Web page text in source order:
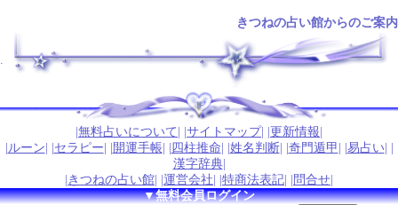
きつねの占い館からのご案内
無料占いについて サイトマップ 更新情報
ルーン セラピー 開運手帳 四柱推命 姓名判断| | 奇門遁甲 易占い
漢字辞典|
きつねの占い館 運営会社 特商法表記 問合せ
▼無料会員ログイン